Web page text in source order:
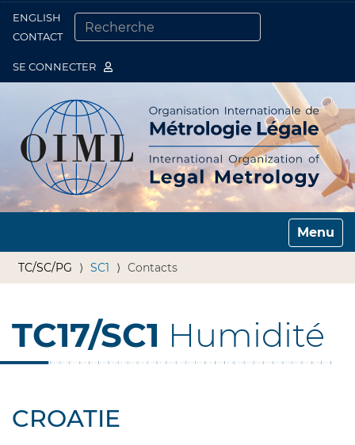
ENGLISH
CONTACT
SE CONNECTER
Toggle
TC/SC/PG SC1 Contacts
TC17/SC1 Humidité
CROATIE